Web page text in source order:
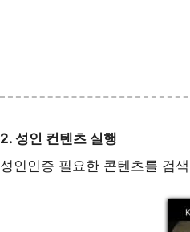
2. 성인 컨텐츠 실행
성인인증 필요한 콘텐츠를 검